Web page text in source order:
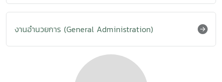
งานอำนวยการ (General Administration)